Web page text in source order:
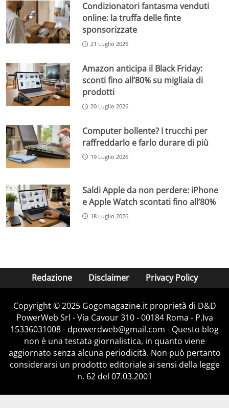
Condizionatori fantasma venduti
online: la truffa delle finte
sponsorizzate
21 Luglio 2026
Amazon anticipa il Black Friday:
sconti fino all’80% su migliaia di
prodotti
20 Luglio 2026
Computer bollente? I trucchi per
raffreddarlo e farlo durare di più
19 Luglio 2026
Saldi Apple da non perdere: iPhone
e Apple Watch scontati fino all’80%
18 Luglio 2026
Redazione Disclaimer Privacy Policy
Copyright © 2025 Gogomagazine.it proprietà di D&D
PowerWeb Srl - Via Cavour 310 - 00184 Roma - P.Iva
15336031008 - dpowerdweb@gmail.com - Questo blog
non è una testata giornalistica, in quanto viene
aggiornato senza alcuna periodicità. Non può pertanto
considerarsi un prodotto editoriale ai sensi della legge
n. 62 del 07.03.2001